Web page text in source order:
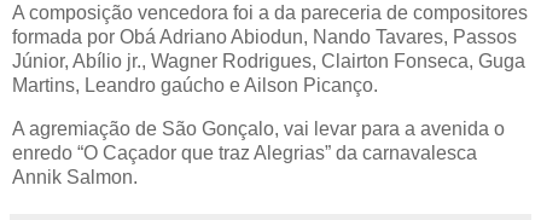
A composição vencedora foi a da pareceria de compositores
formada por Obá Adriano Abiodun, Nando Tavares, Passos
Júnior, Abílio jr., Wagner Rodrigues, Clairton Fonseca, Guga
Martins, Leandro gaúcho e Ailson Picanço.
A agremiação de São Gonçalo, vai levar para a avenida o
enredo “O Caçador que traz Alegrias” da carnavalesca
Annik Salmon.